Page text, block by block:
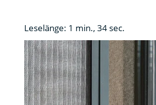
Leselänge: 1 min., 34 sec.